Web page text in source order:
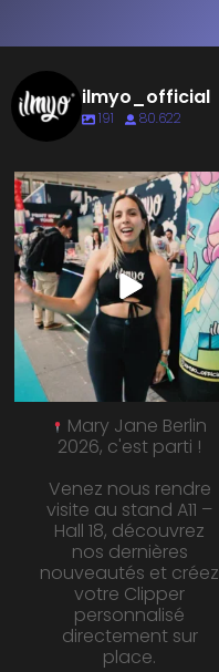
ilmyo_official
191 80.622
Mary Jane Berlin
2026, c'est parti !
Venez nous rendre
visite au stand A11 –
Hall 18, découvrez
nos dernières
nouveautés et créez
votre Clipper
personnalisé
directement sur
place.